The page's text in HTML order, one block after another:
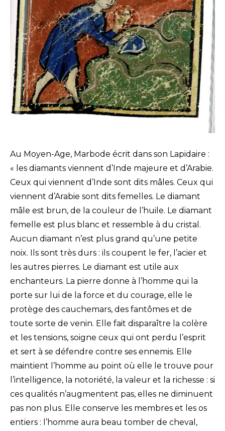
Au Moyen-Age, Marbode écrit dans son Lapidaire :
« les diamants viennent d’Inde majeure et d’Arabie.
Ceux qui viennent d’Inde sont dits mâles. Ceux qui
viennent d’Arabie sont dits femelles. Le diamant
mâle est brun, de la couleur de l’huile. Le diamant
femelle est plus blanc et ressemble à du cristal.
Aucun diamant n’est plus grand qu’une petite
noix. Ils sont très durs : ils coupent le fer, l’acier et
les autres pierres. Le diamant est utile aux
enchanteurs. La pierre donne à l’homme qui la
porte sur lui de la force et du courage, elle le
protège des cauchemars, des fantômes et de
toute sorte de venin. Elle fait disparaître la colère
et les tensions, soigne ceux qui ont perdu l’esprit
et sert à se défendre contre ses ennemis. Elle
maintient l’homme au point où elle le trouve pour
l’intelligence, la notoriété, la valeur et la richesse : si
ces qualités n’augmentent pas, elles ne diminuent
pas non plus. Elle conserve les membres et les os
entiers : l’homme aura beau tomber de cheval,